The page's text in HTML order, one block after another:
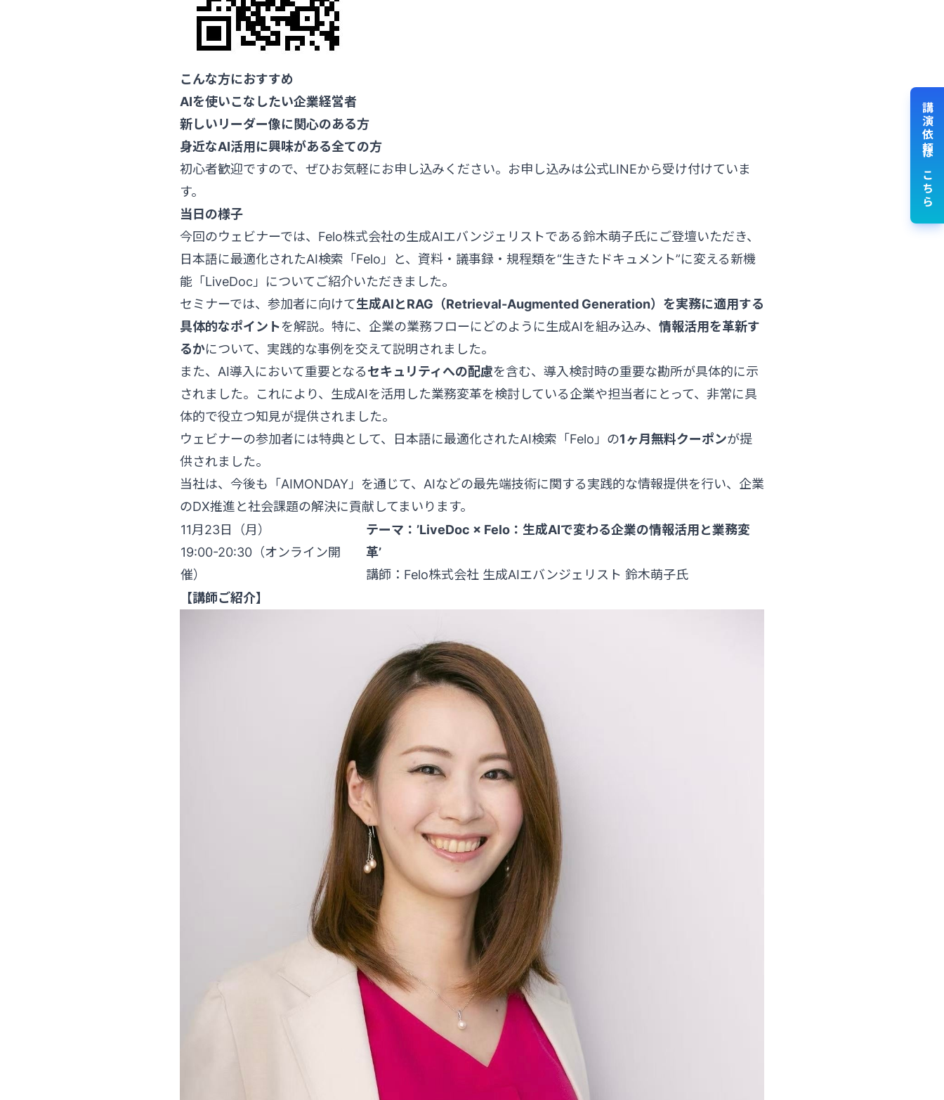
こんな方におすすめ
AIを使いこなしたい企業経営者
新しいリーダー像に関心のある方
身近なAI活用に興味がある全ての方
初心者歓迎ですので、ぜひお気軽にお申し込みください。お申し込みは公式LINEから受け付けていま
す。
当日の様子
今回のウェビナーでは、Felo株式会社の生成AIエバンジェリストである鈴木萌子氏にご登壇いただき、
日本語に最適化されたAI検索「Felo」と、資料・議事録・規程類を“生きたドキュメント”に変える新機
能「LiveDoc」についてご紹介いただきました。
セミナーでは、参加者に向けて生成AIとRAG（Retrieval-Augmented Generation）を実務に適用する
具体的なポイントを解説。特に、企業の業務フローにどのように生成AIを組み込み、 情報活用を革新す
るかについて、実践的な事例を交えて説明されました。
また、AI導入において重要となるセキュリティへの配慮を含む、導入検討時の重要な勘所が具体的に示
されました。これにより、生成AIを活用した業務変革を検討している企業や担当者にとって、非常に具
体的で役立つ知見が提供されました。
ウェビナーの参加者には特典として、日本語に最適化されたAI検索「Felo」の1ヶ月無料クーポンが提
供されました。
当社は、今後も「AIMONDAY」を通じて、AIなどの最先端技術に関する実践的な情報提供を行い、企業
のDX推進と社会課題の解決に貢献してまいります。
11月23日（月）
19:00-20:30（オンライン開
催）
テーマ：’LiveDoc × Felo：生成AIで変わる企業の情報活用と業務変
革’
講師：Felo株式会社 生成AIエバンジェリスト 鈴木萌子氏
【講師ご紹介】
講演依頼はこちら